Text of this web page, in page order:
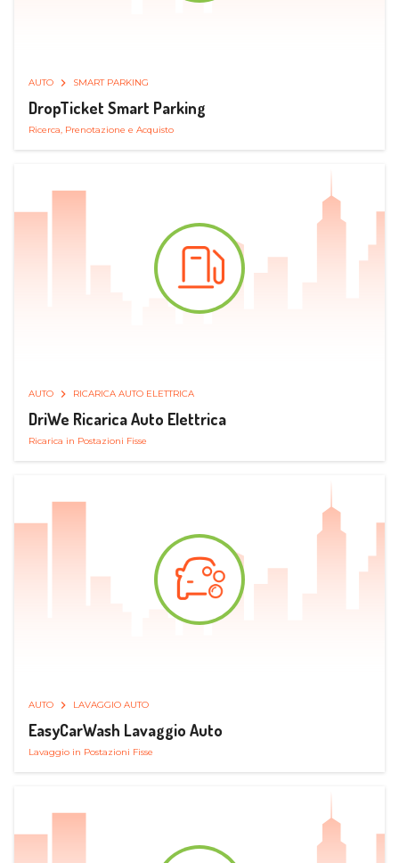
AUTO SMART PARKING
DropTicket Smart Parking
Ricerca, Prenotazione e Acquisto
AUTO RICARICA AUTO ELETTRICA
DriWe Ricarica Auto Elettrica
Ricarica in Postazioni Fisse
AUTO LAVAGGIO AUTO
EasyCarWash Lavaggio Auto
Lavaggio in Postazioni Fisse